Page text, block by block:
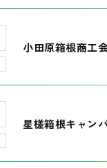
小田原箱根商工
星槎箱根キャン